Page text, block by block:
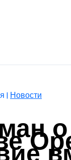
| Новости